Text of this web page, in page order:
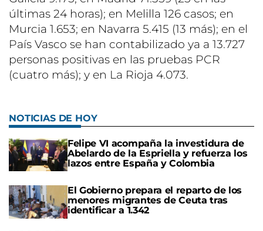
últimas 24 horas); en Melilla 126 casos; en
Murcia 1.653; en Navarra 5.415 (13 más); en el
País Vasco se han contabilizado ya a 13.727
personas positivas en las pruebas PCR
(cuatro más); y en La Rioja 4.073.
NOTICIAS DE HOY
Felipe VI acompaña la investidura de
Abelardo de la Espriella y refuerza los
lazos entre España y Colombia
El Gobierno prepara el reparto de los
menores migrantes de Ceuta tras
identificar a 1.342